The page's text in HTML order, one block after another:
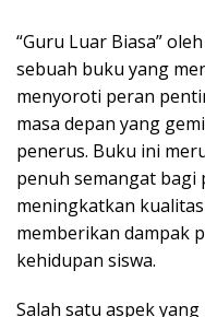
“Guru Luar Biasa”
sebuah buku yang
menyoroti peran
masa depan yang
penerus. Buku ini
penuh semangat
meningkatkan
memberikan dampak
kehidupan siswa.
Salah satu aspek